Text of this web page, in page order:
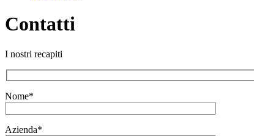
Contatti
I nostri recapiti
Nome*
Azienda*